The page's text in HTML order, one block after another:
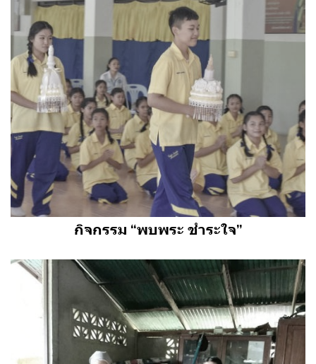
กิจกรรม “พบพระ ชำระใจ”